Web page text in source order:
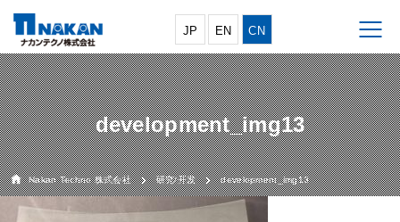
JP EN CN
development_img13
Nakan Techno 株式会社 研究/开发 development_img13